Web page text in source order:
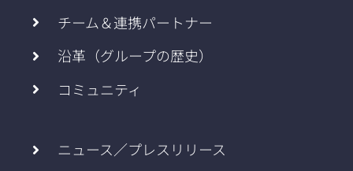
チーム＆連携パートナー
沿革（グループの歴史）
コミュニティ
ニュース／プレスリリース